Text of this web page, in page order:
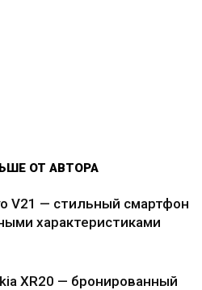
ОТ АВТОРА
V21 — стильный смартфон
характеристиками
XR20 — бронированный